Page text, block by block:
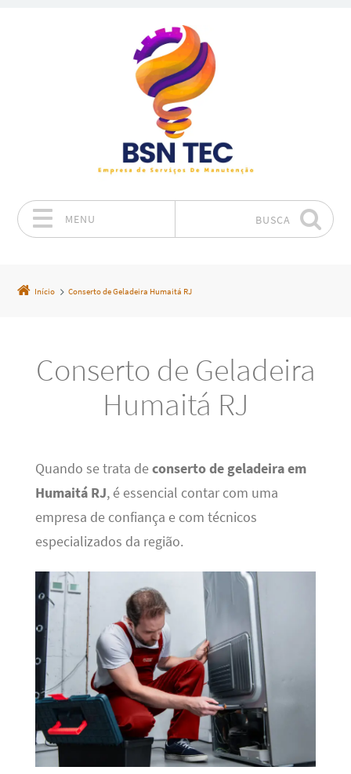
MENU BUSCA
Início Conserto de Geladeira Humaitá RJ
Conserto de Geladeira
Humaitá RJ
Quando se trata deconserto de geladeira em
Humaitá RJ, é essencial contar com uma
empresa de confiança e com técnicos
especializados da região.